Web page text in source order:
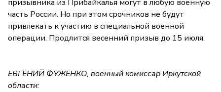
призывника из Прибайкалья могут в любую военную
часть России. Но при этом срочников не будут
привлекать к участию в специальной военной
операции. Продлится весенний призыв до 15 июля.
ЕВГЕНИЙ ФУЖЕНКО, военный комиссар Иркутской
области: